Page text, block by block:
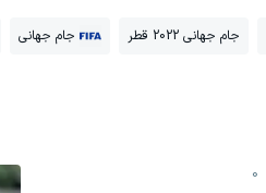
جام جهانی 2022 قطر جام جهانی
0